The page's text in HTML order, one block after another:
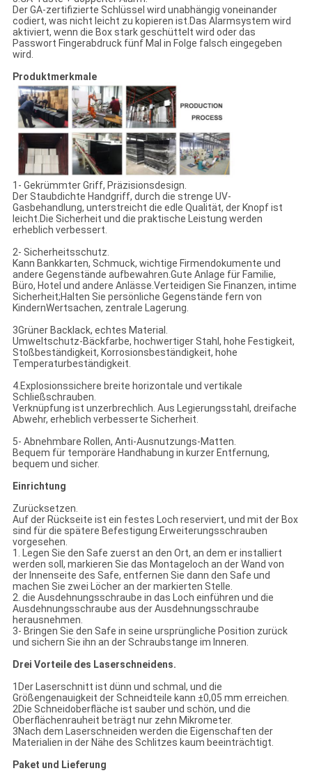
Der GA-zertifizierte Schlüssel wird unabhängig voneinander
codiert, was nicht leicht zu kopieren ist.Das Alarmsystem wird
aktiviert, wenn die Box stark geschüttelt wird oder das
Passwort Fingerabdruck fünf Mal in Folge falsch eingegeben
wird.
Produktmerkmale
1- Gekrümmter Griff, Präzisionsdesign.
Der Staubdichte Handgriff, durch die strenge UV-
Gasbehandlung, unterstreicht die edle Qualität, der Knopf ist
leicht.Die Sicherheit und die praktische Leistung werden
erheblich verbessert.
2- Sicherheitsschutz.
Kann Bankkarten, Schmuck, wichtige Firmendokumente und
andere Gegenstände aufbewahren.Gute Anlage für Familie,
Büro, Hotel und andere Anlässe.Verteidigen Sie Finanzen, intime
Sicherheit;Halten Sie persönliche Gegenstände fern von
KindernWertsachen, zentrale Lagerung.
3Grüner Backlack, echtes Material.
Umweltschutz-Bäckfarbe, hochwertiger Stahl, hohe Festigkeit,
Stoßbeständigkeit, Korrosionsbeständigkeit, hohe
Temperaturbeständigkeit.
4.Explosionssichere breite horizontale und vertikale
Schließschrauben.
Verknüpfung ist unzerbrechlich. Aus Legierungsstahl, dreifache
Abwehr, erheblich verbesserte Sicherheit.
5- Abnehmbare Rollen, Anti-Ausnutzungs-Matten.
Bequem für temporäre Handhabung in kurzer Entfernung,
bequem und sicher.
Einrichtung
Zurücksetzen.
Auf der Rückseite ist ein festes Loch reserviert, und mit der Box
sind für die spätere Befestigung Erweiterungsschrauben
vorgesehen.
1. Legen Sie den Safe zuerst an den Ort, an dem er installiert
werden soll, markieren Sie das Montageloch an der Wand von
der Innenseite des Safe, entfernen Sie dann den Safe und
machen Sie zwei Löcher an der markierten Stelle.
2. die Ausdehnungsschraube in das Loch einführen und die
Ausdehnungsschraube aus der Ausdehnungsschraube
herausnehmen.
3- Bringen Sie den Safe in seine ursprüngliche Position zurück
und sichern Sie ihn an der Schraubstange im Inneren.
Drei Vorteile des Laserschneidens.
1Der Laserschnitt ist dünn und schmal, und die
Größengenauigkeit der Schneidteile kann ±0,05 mm erreichen.
2Die Schneidoberfläche ist sauber und schön, und die
Oberflächenrauheit beträgt nur zehn Mikrometer.
3Nach dem Laserschneiden werden die Eigenschaften der
Materialien in der Nähe des Schlitzes kaum beeinträchtigt.
Paket und Lieferung